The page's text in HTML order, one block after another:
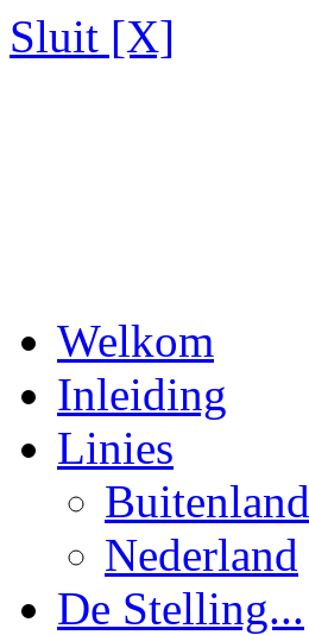
Sluit [X]
Welkom
Inleiding
Linies
Buitenland
Nederland
De Stelling...